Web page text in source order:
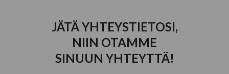
JÄTÄ YHTEYSTIETOSI,
NIIN OTAMME
SINUUN YHTEYTTÄ!